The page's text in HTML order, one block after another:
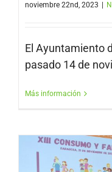
noviembre 22nd, 2023
El Ayuntamiento
pasado 14 de
Más información